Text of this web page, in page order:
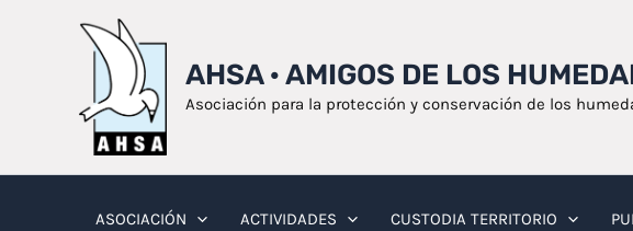
AHSA · AMIGOS DE LOS
Asociación para la protección y conservación de los
ASOCIACIÓN ACTIVIDADES CUSTODIA TERRITORIO